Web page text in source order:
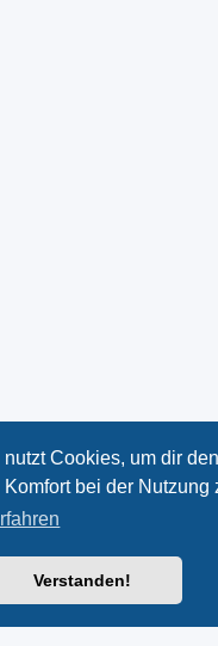
Cookies, um dir den
bei der Nutzung
Verstanden!